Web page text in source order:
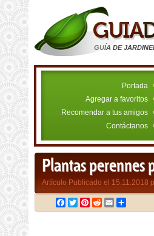
GUÍA DE
Portada
Agregar a favoritos
Recomendar a tus amigos
Contáctanos
Plantas perennes
Artículo Publicado el 15.11.2018
Facebook
TwitterPinterest
RedditEmail